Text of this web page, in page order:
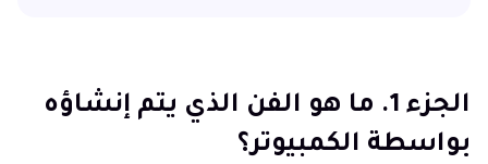
الجزء 2. تعرف على أخلاقيات الفن بالذكاء الاصطناعي |
الإيجابيات والسلبيات
الجزء 1. ما هو الفن الذي يتم إنشاؤه
بواسطة الكمبيوتر؟